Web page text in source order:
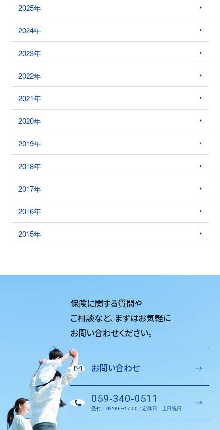
2025年
2024年
2023年
2022年
2021年
2020年
2019年
2018年
2017年
2016年
2015年
保険に関する質問や
ご相談など、 まずはお気軽に
お問い合わせください。
お問い合わせ
059-340-0511
受付：09:00〜17:00／定休日：土日祝日